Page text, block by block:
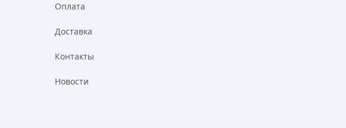
Оплата
Доставка
Контакты
Новости